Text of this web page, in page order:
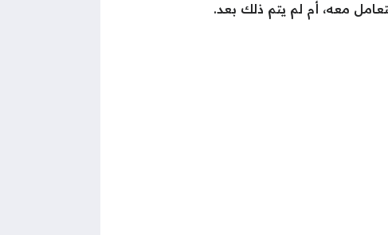
معه، أم لم يتم ذلك بعد.